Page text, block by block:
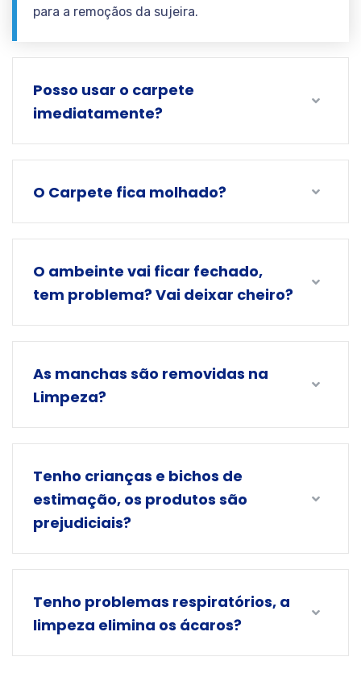
para a remoçãos da sujeira.
Posso usar o carpete
imediatamente?
O Carpete fica molhado?
O ambeinte vai ficar fechado,
tem problema? Vai deixar cheiro?
As manchas são removidas na
Limpeza?
Tenho crianças e bichos de
estimação, os produtos são
prejudiciais?
Tenho problemas respiratórios, a
limpeza elimina os ácaros?